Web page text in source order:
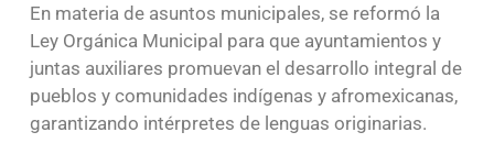
En materia de asuntos municipales, se reformó la
Ley Orgánica Municipal para que ayuntamientos y
juntas auxiliares promuevan el desarrollo integral de
pueblos y comunidades indígenas y afromexicanas,
garantizando intérpretes de lenguas originarias.